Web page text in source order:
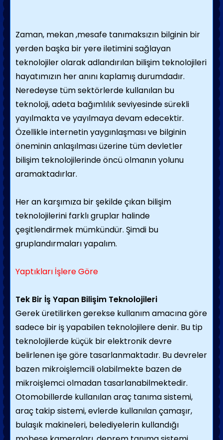
Zaman, mekan ,mesafe tanımaksızın bilginin bir
yerden başka bir yere iletimini sağlayan
teknolojiler olarak adlandırılan bilişim teknolojileri
hayatımızın her anını kaplamış durumdadır.
Neredeyse tüm sektörlerde kullanılan bu
teknoloji, adeta bağımlılık seviyesinde sürekli
yayılmakta ve yayılmaya devam edecektir.
Özellikle internetin yaygınlaşması ve bilginin
öneminin anlaşılması üzerine tüm devletler
bilişim teknolojilerinde öncü olmanın yolunu
aramaktadırlar.
Her an karşımıza bir şekilde çıkan bilişim
teknolojilerini farklı gruplar halinde
çeşitlendirmek mümkündür. Şimdi bu
gruplandırmaları yapalım.
Yaptıkları İşlere Göre
Tek Bir İş Yapan Bilişim Teknolojileri
Gerek üretilirken gerekse kullanım amacına göre
sadece bir iş yapabilen teknolojilere denir. Bu tip
teknolojilerde küçük bir elektronik devre
belirlenen işe göre tasarlanmaktadır. Bu devreler
bazen mikroişlemcili olabilmekte bazen de
mikroişlemci olmadan tasarlanabilmektedir.
Otomobillerde kullanılan araç tanıma sistemi,
araç takip sistemi, evlerde kullanılan çamaşır,
bulaşık makineleri, belediyelerin kullandığı